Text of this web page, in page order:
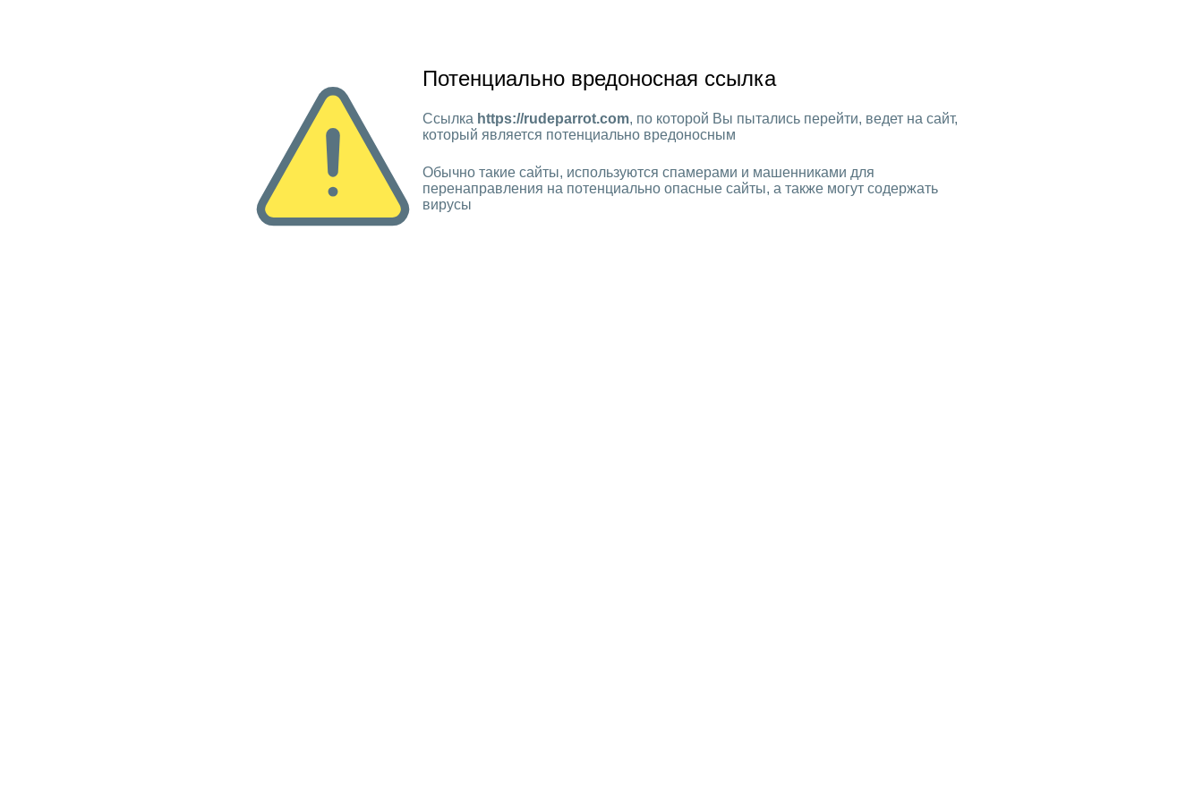
Потенциально вредоносная ссылка
Ссылка https://rudeparrot.com, по которой Вы пытались перейти, ведет на сайт,
который является потенциально вредоносным
Обычно такие сайты, используются спамерами и машенниками для
перенаправления на потенциально опасные сайты, а также могут содержать
вирусы